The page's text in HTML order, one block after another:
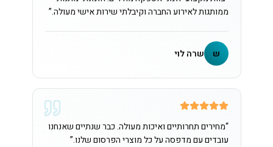
ממותגות לאירוע החברה וקיבלתי שירות אישי מעולה.”
ש שרה לוי
“מחירים תחרותיים ואיכות מעולה. כבר שנתיים שאנחנו
עובדים עם מדפסה על כל מוצרי הפרסום שלנו.”